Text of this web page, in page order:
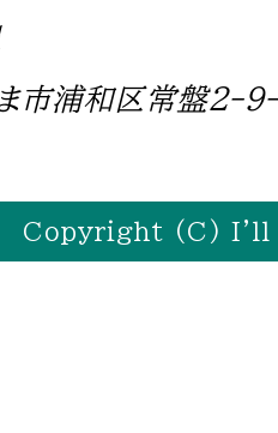
市浦和区常盤2-
Copyright (C) I'll